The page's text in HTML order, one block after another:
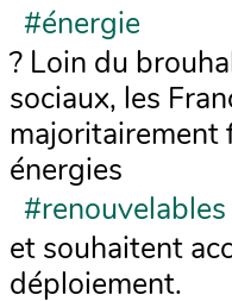
#énergie
? Loin du
sociaux, les
majoritairement
énergies
#renouvelables
et souhaitent
déploiement.